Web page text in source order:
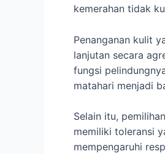
kemerahan tidak
Penanganan kulit
lanjutan secara
fungsi
matahari menjadi
Selain itu,
memiliki toleransi
mempengaruhi